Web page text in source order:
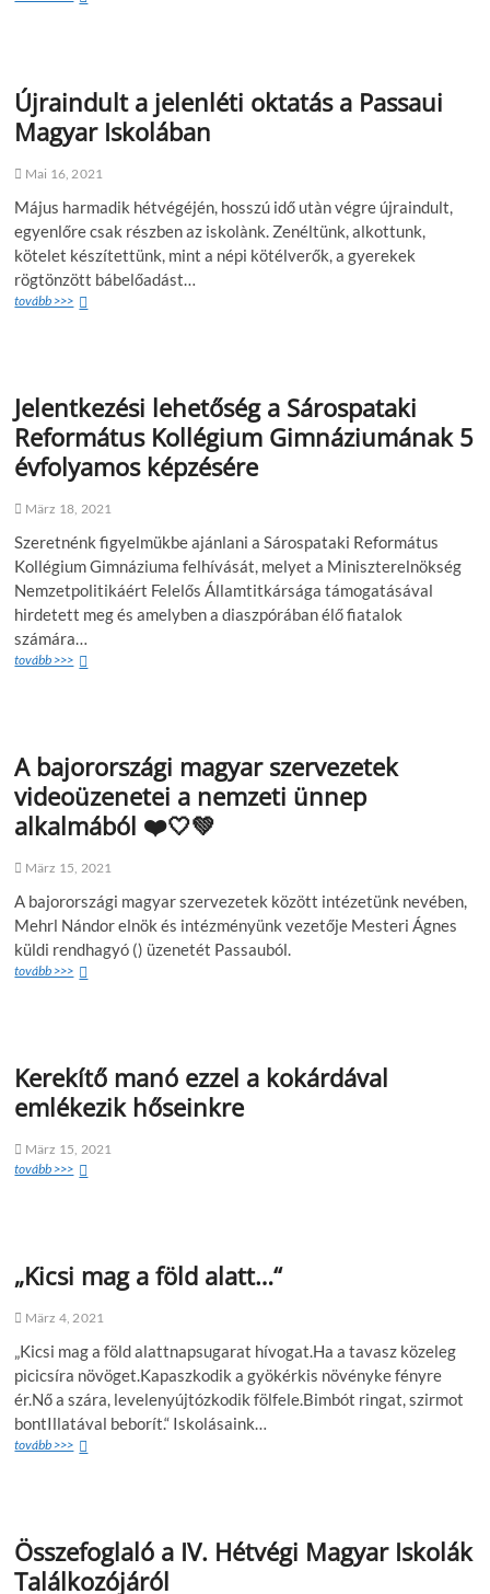
Újraindult a jelenléti oktatás a Passaui
Magyar Iskolában
Mai 16, 2021
Május harmadik hétvégéjén, hosszú idő utàn végre újraindult,
egyenlőre csak részben az iskolànk. Zenéltünk, alkottunk,
kötelet készítettünk, mint a népi kötélverők, a gyerekek
rögtönzött bábelőadást…
tovább >>>
Jelentkezési lehetőség a Sárospataki
Református Kollégium Gimnáziumának 5
évfolyamos képzésére
März 18, 2021
Szeretnénk figyelmükbe ajánlani a Sárospataki Református
Kollégium Gimnáziuma felhívását, melyet a Miniszterelnökség
Nemzetpolitikáért Felelős Államtitkársága támogatásával
hirdetett meg és amelyben a diaszpórában élő fiatalok
számára…
tovább >>>
A bajorországi magyar szervezetek
videoüzenetei a nemzeti ünnep
alkalmából ❤️🤍💚
März 15, 2021
A bajorországi magyar szervezetek között intézetünk nevében,
Mehrl Nándor elnök és intézményünk vezetője Mesteri Ágnes
küldi rendhagyó () üzenetét Passauból.
tovább >>>
Kerekítő manó ezzel a kokárdával
emlékezik hőseinkre
März 15, 2021
tovább >>>
„Kicsi mag a föld alatt…“
März 4, 2021
„Kicsi mag a föld alattnapsugarat hívogat.Ha a tavasz közeleg
picicsíra növöget.Kapaszkodik a gyökérkis növényke fényre
ér.Nő a szára, levelenyújtózkodik fölfele.Bimbót ringat, szirmot
bontIllatával beborít.“ Iskolásaink…
tovább >>>
Összefoglaló a IV. Hétvégi Magyar Iskolák
Találkozójáról